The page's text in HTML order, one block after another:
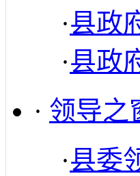
·县政
·县政
· 领导之
·县委